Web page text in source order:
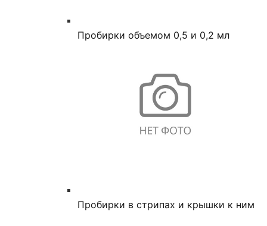
Пробирки объемом 0,5 и 0,2 мл
Пробирки в стрипах и крышки к ним